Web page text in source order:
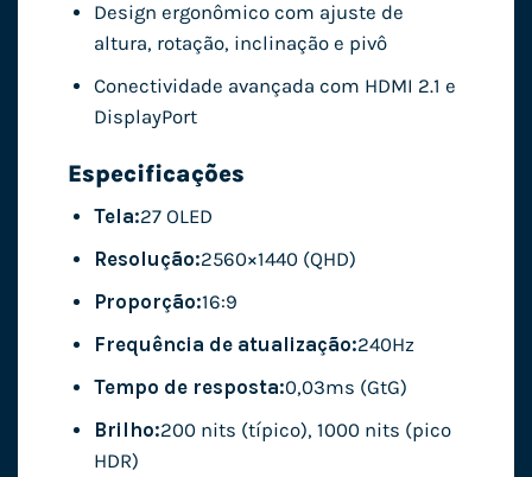
Design ergonômico com ajuste de
altura, rotação, inclinação e pivô
Conectividade avançada com HDMI 2.1 e
DisplayPort
Especificações
Tela:27 OLED
Resolução:2560×1440 (QHD)
Proporção:16:9
Frequência de atualização:240Hz
Tempo de resposta:0,03ms (GtG)
Brilho:200 nits (típico), 1000 nits (pico
HDR)